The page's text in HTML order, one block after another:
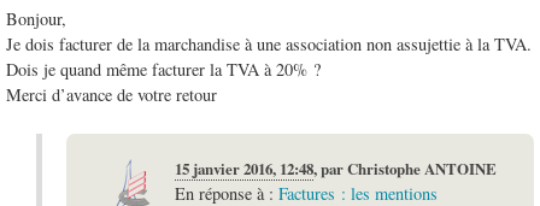
Bonjour,
Je dois facturer de la marchandise à une association non assujettie à la TVA.
Dois je quand même facturer la TVA à 20% ?
Merci d’avance de votre retour
15 janvier 2016, 12:48,parChristophe ANTOINE
En réponse à : Factures : les mentions